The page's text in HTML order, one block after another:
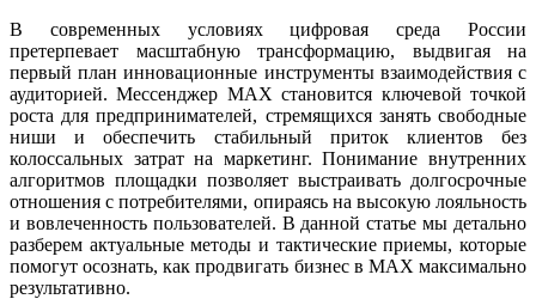
В современных условиях цифровая среда России
претерпевает масштабную трансформацию, выдвигая на
первый план инновационные инструменты взаимодействия с
аудиторией. Мессенджер MAX становится ключевой точкой
роста для предпринимателей, стремящихся занять свободные
ниши и обеспечить стабильный приток клиентов без
колоссальных затрат на маркетинг. Понимание внутренних
алгоритмов площадки позволяет выстраивать долгосрочные
отношения с потребителями, опираясь на высокую лояльность
и вовлеченность пользователей. В данной статье мы детально
разберем актуальные методы и тактические приемы, которые
помогут осознать, как продвигать бизнес в MAX максимально
результативно.